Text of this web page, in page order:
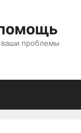
ваши проблемы